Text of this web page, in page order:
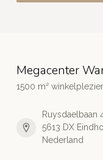
Megacenter
1500 m² winkelplezier
Ruysdaelbaan
5613 DX
Nederland